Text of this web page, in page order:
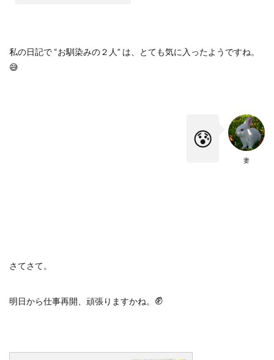
私の日記で “お馴染みの２人” は、とても気に入ったようですね。
😅
妻
😰
さてさて。
明日から仕事再開、頑張りますかね。 ✊